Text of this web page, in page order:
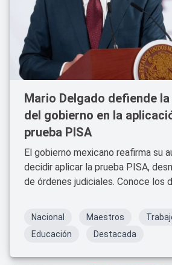
Mario Delgado defiende
del gobierno en la
prueba PISA
El gobierno mexicano reafirma su
decidir aplicar la prueba PISA,
de órdenes judiciales. Conoce los
Nacional Maestros
Educación
Destacada